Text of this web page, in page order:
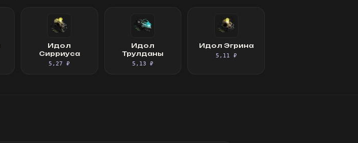
Идол
Сирриуса
5,27 ₽
Идол
Трулданы
5,13 ₽
Идол Эгрина
5,11 ₽